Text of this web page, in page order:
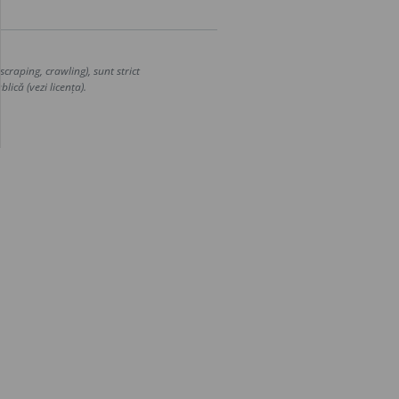
crawling), sunt strict
(vezi licența).